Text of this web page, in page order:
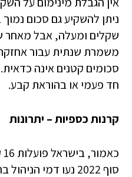
ניתן להשקיע גם סכום
שקלים ומעלה, אבל מאחר
משמרת שנתית עבור
סכומים קטנים אינה
חד פעמי או בהוראת קבע.
קרנות כספיות – יתרונות